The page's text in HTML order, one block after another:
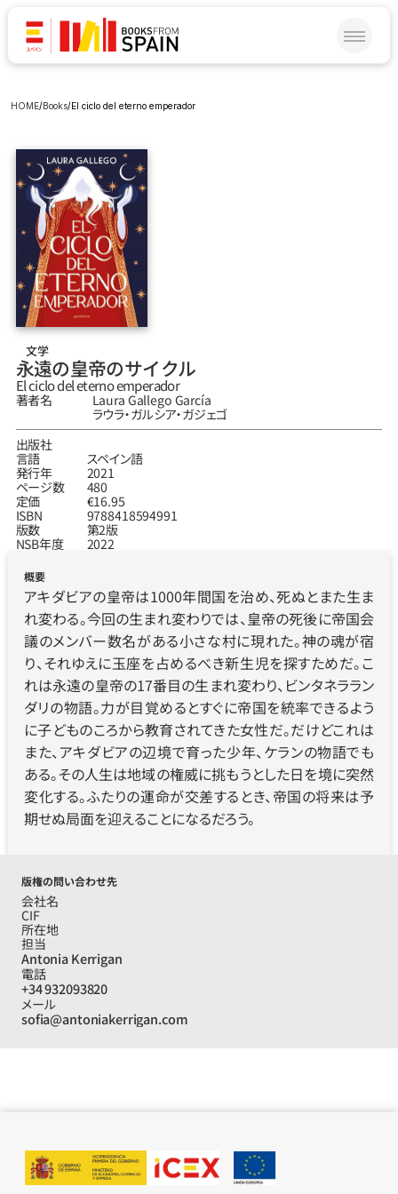
HOME/Books/El ciclo del eterno emperador
文学
永遠の皇帝のサイクル
El ciclo del eterno emperador
著者名
Laura Gallego García
ラウラ‧ガルシア‧ガジェゴ
出版社
言語
スペイン語
発行年
2021
ページ数
480
定価
€16.95
ISBN
9788418594991
版数
第2版
NSB年度
2022
概要
アキダビアの皇帝は1000年間国を治め、死ぬとまた生ま
れ変わる。今回の生まれ変わりでは、皇帝の死後に帝国会
議のメンバー数名がある小さな村に現れた。神の魂が宿
り、それゆえに玉座を占めるべき新生児を探すためだ。こ
れは永遠の皇帝の17番目の生まれ変わり、ビンタネララン
ダリの物語。力が目覚めるとすぐに帝国を統率できるよう
に子どものころから教育されてきた女性だ。だけどこれは
また、アキダビアの辺境で育った少年、ケランの物語でも
ある。その人生は地域の権威に挑もうとした日を境に突然
変化する。ふたりの運命が交差するとき、帝国の将来は予
期せぬ局面を迎えることになるだろう。
版権の問い合わせ先
会社名
CIF
所在地
担当
Antonia Kerrigan
電話
+34 932093820
メール
sofia@antoniakerrigan.com